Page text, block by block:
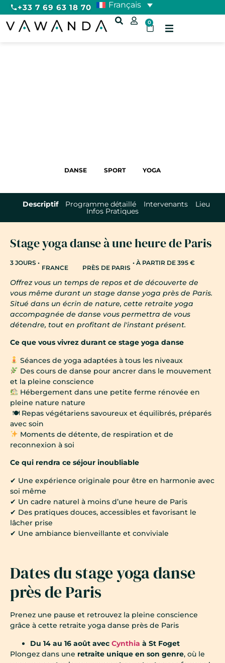
+33 7 69 63 18 70 Français
0
DANSE SPORT YOGA
Descriptif Programme détaillé Intervenants Lieu
Infos Pratiques
Stage yoga danse à une heure de Paris
3 JOURS •
FRANCE PRÈS DE PARIS
• À PARTIR DE 395 €
Offrez vous un temps de repos et de découverte de
vous même durant un stage danse yoga près de Paris.
Situé dans un écrin de nature, cette retraite yoga
accompagnée de danse vous permettra de vous
détendre, tout en profitant de l'instant présent.
Ce que vous vivrez durant ce stage yoga danse
Séances de yoga adaptées à tous les niveaux
Des cours de danse pour ancrer dans le mouvement
et la pleine conscience
Hébergement dans une petite ferme rénovée en
pleine nature nature
🍽 Repas végétariens savoureux et équilibrés, préparés
avec soin
Moments de détente, de respiration et de
reconnexion à soi
Ce qui rendra ce séjour inoubliable
✔ Une expérience originale pour être en harmonie avec
soi même
✔ Un cadre naturel à moins d’une heure de Paris
✔ Des pratiques douces, accessibles et favorisant le
lâcher prise
✔ Une ambiance bienveillante et conviviale
Dates du stage yoga danse
près de Paris
Prenez une pause et retrouvez la pleine conscience
grâce à cette retraite yoga danse près de Paris
Du 14 au 16 août avec Cynthia à St Foget
Plongez dans une retraite unique en son genre, où le